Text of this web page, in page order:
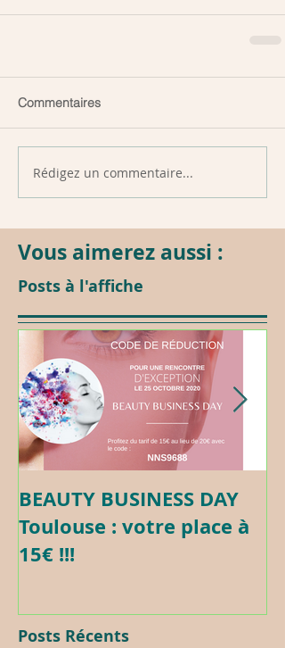
Commentaires
Rédigez un commentaire...
Vous aimerez aussi :
Posts à l'affiche
BEAUTY BUSINESS DAY
Toulouse : votre place à
15€ !!!
Posts Récents